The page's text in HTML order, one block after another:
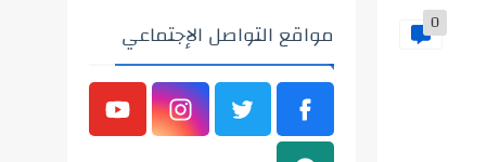
0 مواقع التواصل الإجتماعي